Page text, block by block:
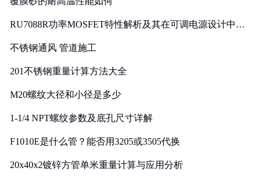
RU7088R功率MOSFET特性解析及其在可调电源设计中的
不锈钢通风 管道施工
201不锈钢重量计算方法大全
M20螺纹大径和小径是多少
1-1/4 NPT螺纹参数及底孔尺寸详解
F1010E是什么管？能否用3205或3505代换
20x40x2镀锌方管单米重量计算与应用分析